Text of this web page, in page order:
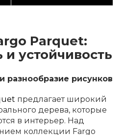
Parquet:
и устойчивость
разнообразие рисунков
предлагает широкий
дерева, которые
в интерьер. Над
коллекции Fargo